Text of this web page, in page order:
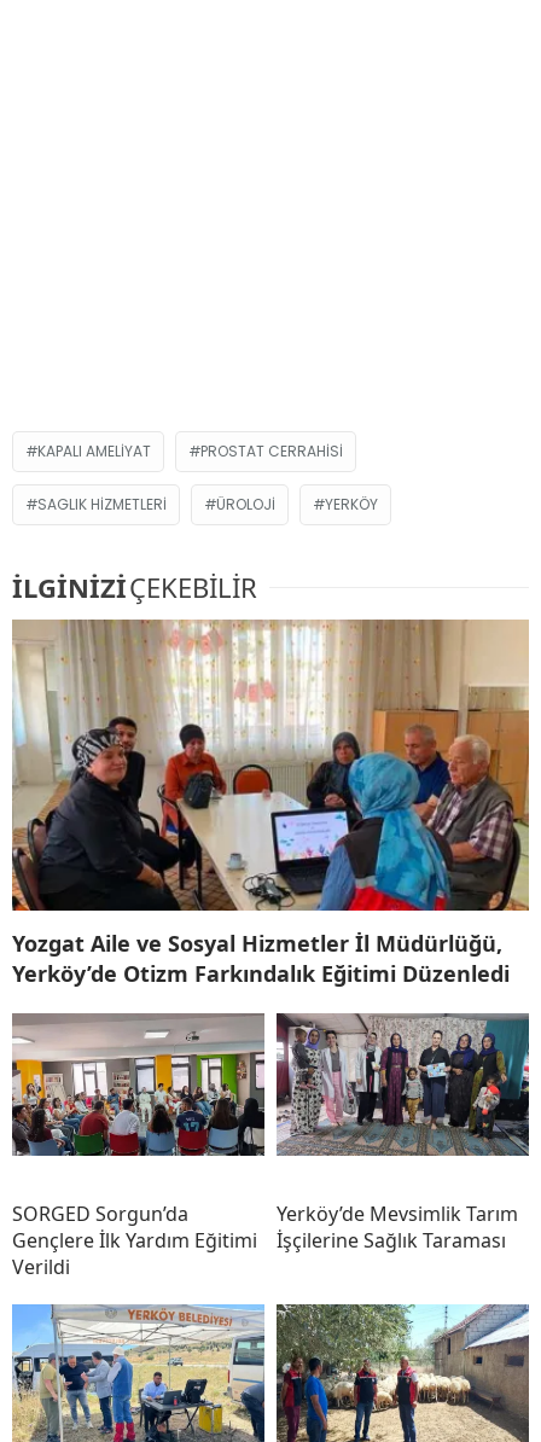
KAPALI AMELIYAT PROSTAT CERRAHISI
SAGLIK HIZMETLERI ÜROLOJI YERKÖY
İLGİNİZİÇEKEBİLİR
Yozgat Aile ve Sosyal Hizmetler İl Müdürlüğü,
Yerköy’de Otizm Farkındalık Eğitimi Düzenledi
SORGED Sorgun’da
Gençlere İlk Yardım Eğitimi
Verildi
Yerköy’de Mevsimlik Tarım
İşçilerine Sağlık Taraması